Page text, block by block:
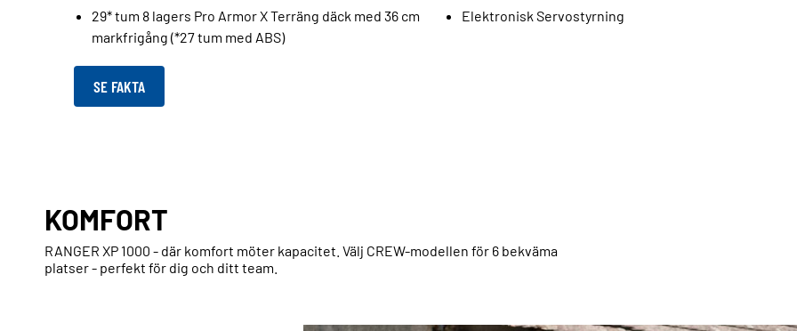
29* tum 8 lagers Pro Armor X Terräng däck med 36 cm
markfrigång (*27 tum med ABS)
Elektronisk Servostyrning
SE FAKTA
KOMFORT
RANGER XP 1000 - där komfort möter kapacitet. Välj CREW-modellen för 6 bekväma
platser - perfekt för dig och ditt team.